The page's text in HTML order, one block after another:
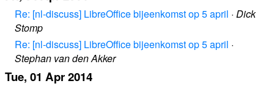
Re: [nl-discuss] LibreOffice bijeenkomst op 5 april · Dick
Stomp
Re: [nl-discuss] LibreOffice bijeenkomst op 5 april ·
Stephan van den Akker
Tue, 01 Apr 2014